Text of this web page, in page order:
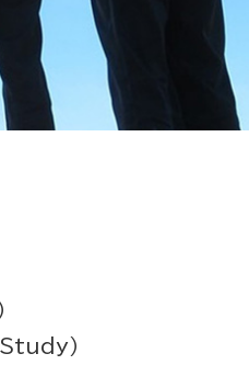
Study）